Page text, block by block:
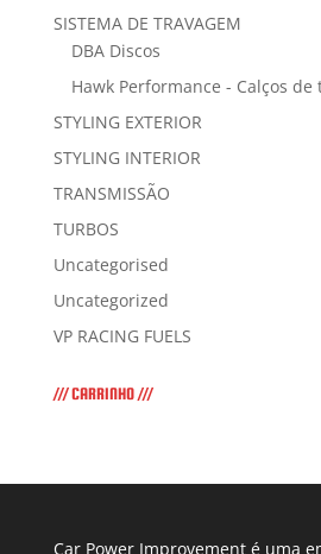
SISTEMA DE TRAVAGEM
DBA Discos
Hawk Performance - Calços de
STYLING EXTERIOR
STYLING INTERIOR
TRANSMISSÃO
TURBOS
Uncategorised
Uncategorized
VP RACING FUELS
/// CARRINHO ///
Car Power Improvement é uma